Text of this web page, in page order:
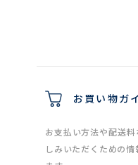
お買い物ガ
お支払い方法や配送
しみいただくための